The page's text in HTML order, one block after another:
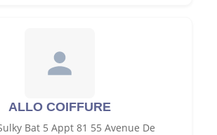
ALLO COIFFURE
Bat 5 Appt 81 55 Avenue De